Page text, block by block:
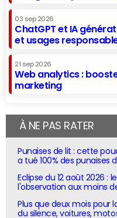
03 sep 2026
ChatGPT et IA
et usages
21 sep 2026
Web analytics :
marketing
À NE PAS RATER
Punaises de lit : cette
a tué 100% des punaises
Eclipse du 12 août 2026 :
l'observation aux moins
Plus que deux mois pour
du silence, voitures,